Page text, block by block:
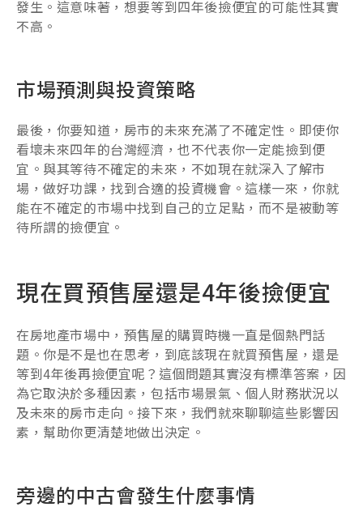
發生。這意味著，想要等到四年後撿便宜的可能性其實
不高。
市場預測與投資策略
最後，你要知道，房市的未來充滿了不確定性。即使你
看壞未來四年的台灣經濟，也不代表你一定能撿到便
宜。與其等待不確定的未來，不如現在就深入了解市
場，做好功課，找到合適的投資機會。這樣一來，你就
能在不確定的市場中找到自己的立足點，而不是被動等
待所謂的撿便宜。
現在買預售屋還是4年後撿便宜
在房地產市場中，預售屋的購買時機一直是個熱門話
題。你是不是也在思考，到底該現在就買預售屋，還是
等到4年後再撿便宜呢？這個問題其實沒有標準答案，因
為它取決於多種因素，包括市場景氣、個人財務狀況以
及未來的房市走向。接下來，我們就來聊聊這些影響因
素，幫助你更清楚地做出決定。
旁邊的中古會發生什麼事情